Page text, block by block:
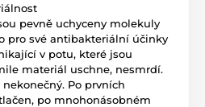
pevně uchyceny molekuly
pro své antibakteriální účinky
v potu, které jsou
materiál uschne, nesmrdí.
Po prvních
po mnohonásobném